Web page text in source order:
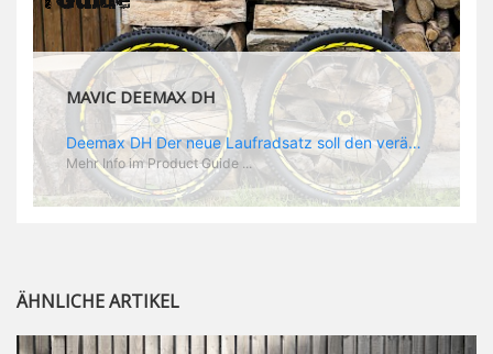
MAVIC DEEMAX DH
Deemax DH Der neue Laufradsatz soll den veränderten Ansprüchen im Downhill Einsatz gerecht werden: die Geschwindigkeiten werden immer höher, die Kräfte, die aufs Material wirken ebenfalls. Damit steigen natürlich auch die Ansprüche der Fahrer ans Material. Das einzige, was eventuell niedriger wird, ist der Reifendruck. Somit ergibt sich der Anforderungskatalog an das Deemax-Update. Hier ist das Ergebnis: - der Laufradsatz bekam eine neue Felge mit 28 mm Innenbreite. Laut Scott Sharples ist das der beste Kompromiss aus Stabilität, Gewicht und Steifigkeit, vor allem aber passt diese Breite am besten zu den Reifen, die aktuell auf dem Markt sind und im Renneinsatz gefahren werden. Es gehe auch breite und schmaler, 28 mm hätten sich aber im Test als Optimum herausgestellt. - mit einem 4D-Fertigungsprozess wurde die Materialverteilung optimiert: Stabilität dort, wo sie erforderlich ist, Gewichtsersparnis da, wo es Sinn macht. Somit gibt Mavic eine GGewichtsersparnis von 15 % an, ohne an Stabilität einzubüßen - neue, ultraleichte „double butted“ Speichen und ein super effizienter Freilauf - Mavics bewährtes UST System für perfekte Kompatibilität mit Tubeless Reifen - Gewicht (Laufradset): 1944 g)
Mehr Info im Product Guide ...
ÄHNLICHE ARTIKEL